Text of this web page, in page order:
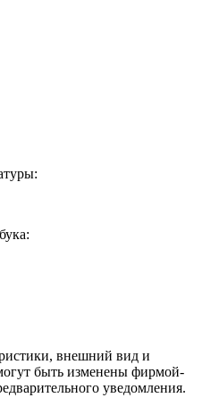
внешний вид и
быть изменены фирмой-
уведомления.